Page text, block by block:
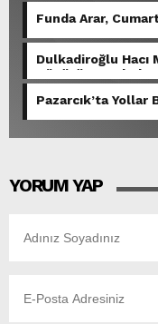
Funda Arar,
Dulkadiroğlu Hacı
Dönüşüm Başladı.
Pazarcık’ta Yollar
YORUM YAP